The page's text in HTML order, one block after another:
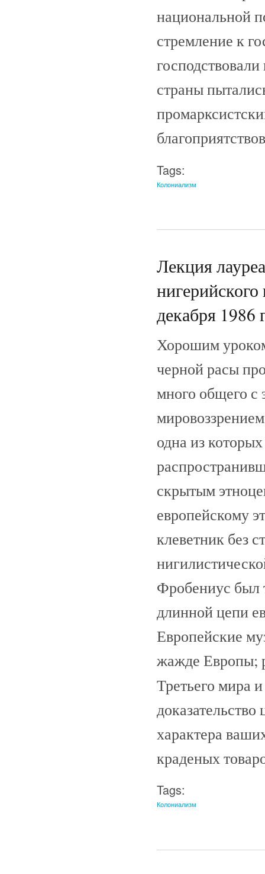
национальной
стремление к
страны
Tags:
Колониализм
Лекция
декабря 1986
Хорошим
черной расы
много общего
одна из
скрытым
европейскому
клеветник без
Фробениус был
длинной цепи
Европейские
жажде Европы;
Третьего мира
характера
краденых
Tags:
Колониализм